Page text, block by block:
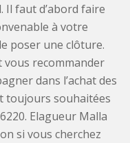
Il faut d’abord faire
à votre
poser une clôture.
vous recommander
dans l’achat des
toujours souhaitées
Elagueur Malla
si vous cherchez